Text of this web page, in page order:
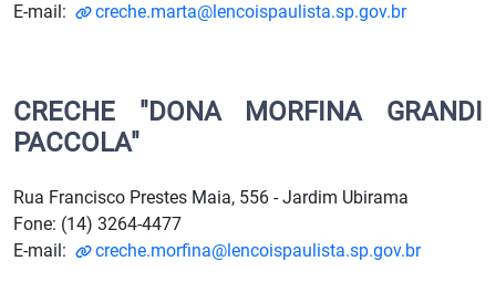
E-mail:
creche.marta@lencoispaulista.sp.gov.br
CRECHE "DONA MORFINA GRANDI
PACCOLA"
Rua Francisco Prestes Maia, 556 - Jardim Ubirama
Fone: (14) 3264-4477
E-mail:
creche.morfina@lencoispaulista.sp.gov.br